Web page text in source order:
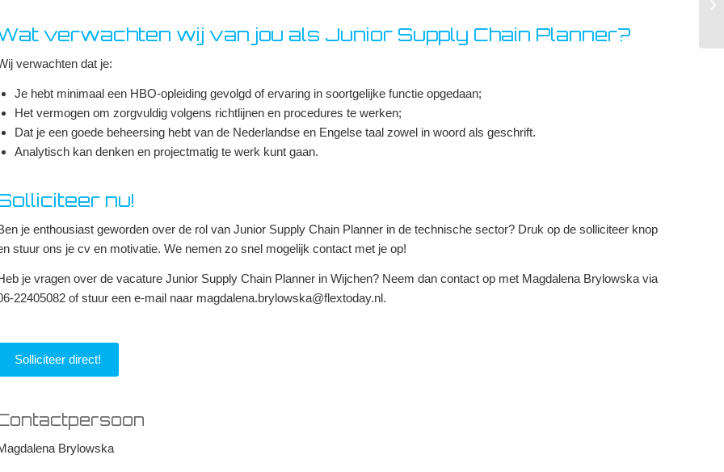
verwachten wij van jou als Junior Supply Chain Planner?
verwachten dat je:
Je hebt minimaal een HBO-opleiding gevolgd of ervaring in soortgelijke functie opgedaan;
Het vermogen om zorgvuldig volgens richtlijnen en procedures te werken;
Dat je een goede beheersing hebt van de Nederlandse en Engelse taal zowel in woord als geschrift.
Analytisch kan denken en projectmatig te werk kunt gaan.
nu!
je enthousiast geworden over de rol van Junior Supply Chain Planner in de technische sector? Druk op de solliciteer knop
stuur ons je cv en motivatie. We nemen zo snel mogelijk contact met je op!
je vragen over de vacature Junior Supply Chain Planner in Wijchen? Neem dan contact op met Magdalena Brylowska via
22405082 of stuur een e-mail naar magdalena.brylowska@flextoday.nl.
Solliciteer direct!
Brylowska